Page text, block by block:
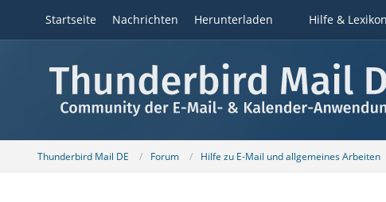
Startseite Nachrichten Herunterladen Hilfe & Lexikon
Thunderbird Mail DE Forum Hilfe zu E-Mail und allgemeines Arbeiten